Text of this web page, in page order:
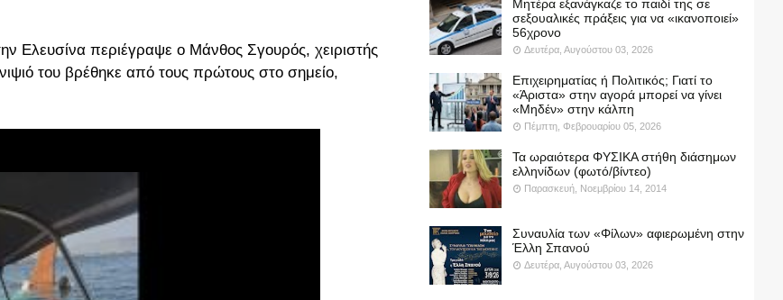
Ελευσίνα περιέγραψε ο Μάνθος Σγουρός, χειριστής
του βρέθηκε από τους πρώτους στο σημείο,
Μητέρα εξανάγκαζε το παιδί της σε
σεξουαλικές πράξεις για να «ικανοποιεί»
56χρονο
Δευτέρα, Αυγούστου 03, 2026
Επιχειρηματίας ή Πολιτικός; Γιατί το
«Άριστα» στην αγορά μπορεί να γίνει
«Μηδέν» στην κάλπη
Πέμπτη, Φεβρουαρίου 05, 2026
Τα ωραιότερα ΦΥΣΙΚΑ στήθη διάσημων
ελληνίδων (φωτό/βίντεο)
Παρασκευή, Νοεμβρίου 14, 2014
Συναυλία των «Φίλων» αφιερωμένη στην
Έλλη Σπανού
Δευτέρα, Αυγούστου 03, 2026